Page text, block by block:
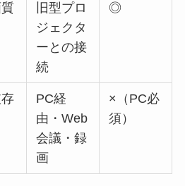
旧型プロ
ジェクタ
ーとの接
続
◎
PC経
由・Web
会議・録
画
×（PC必
須）